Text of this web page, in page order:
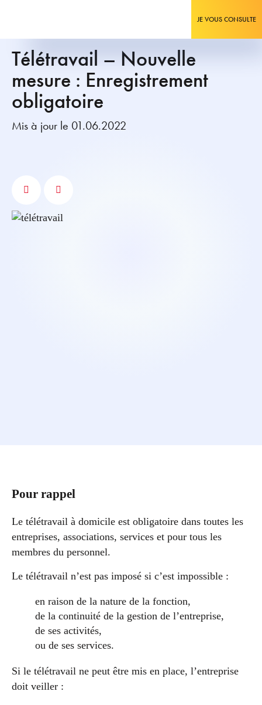
JE VOUS CONSULTE
Télétravail – Nouvelle
mesure : Enregistrement
obligatoire
Mis à jour le 01.06.2022
Pour rappel
Le télétravail à domicile est obligatoire dans toutes les
entreprises, associations, services et pour tous les
membres du personnel.
Le télétravail n’est pas imposé si c’est impossible :
en raison de la nature de la fonction,
de la continuité de la gestion de l’entreprise,
de ses activités,
ou de ses services.
Si le télétravail ne peut être mis en place, l’entreprise
doit veiller :